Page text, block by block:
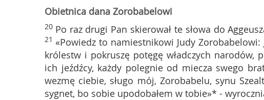
Obietnica dana Zorobabelowi
20 Po raz drugi Pan skierował te słowa do
21 «Powiedz to namiestnikowi Judy
królestw i pokruszę potęgę władczych
ich jeźdźcy, każdy polegnie od miecza swego
wezmę ciebie, sługo mój, Zorobabelu, synu
sygnet, bo sobie upodobałem w tobie»* -